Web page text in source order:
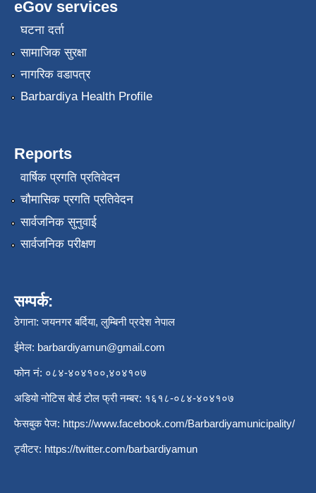
eGov services
घटना दर्ता
सामाजिक सुरक्षा
नागरिक वडापत्र
Barbardiya Health Profile
Reports
वार्षिक प्रगति प्रतिवेदन
चौमासिक प्रगति प्रतिवेदन
सार्वजनिक सुनुवाई
सार्वजनिक परीक्षण
सम्पर्क:
ठेगाना: जयनगर बर्दिया, लुम्बिनी प्रदेश नेपाल
ईमेल: barbardiyamun@gmail.com
फोन नं: ०८४-४०४१००,४०४१०७
अडियो नोटिस बोर्ड टोल फ्री नम्बर: १६१८-०८४-४०४१०७
फेसबुक पेज: https://www.facebook.com/Barbardiyamunicipality/
ट्वीटर: https://twitter.com/barbardiyamun